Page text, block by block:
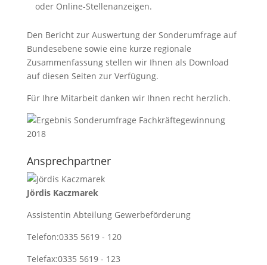
oder Online-Stellenanzeigen.
Den Bericht zur Auswertung der Sonderumfrage auf
Bundesebene sowie eine kurze regionale
Zusammenfassung stellen wir Ihnen als Download
auf diesen Seiten zur Verfügung.
Für Ihre Mitarbeit danken wir Ihnen recht herzlich.
Ansprechpartner
Jördis Kaczmarek
Assistentin Abteilung Gewerbeförderung
Telefon:0335 5619 - 120
Telefax:0335 5619 - 123